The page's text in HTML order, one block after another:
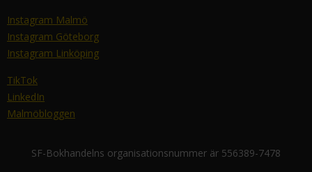
Instagram Malmö
Instagram Göteborg
Instagram Linköping
TikTok
LinkedIn
Malmöbloggen
SF-Bokhandelns organisationsnummer är 556389-7478